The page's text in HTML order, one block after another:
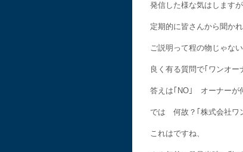
発信した様な気はしますが
定期的に皆さんから聞か
ご説明って程の物じゃな
良く有る質問で｢ワンオ
答えは｢NO｣ オーナーが
では 何故？｢株式会社ワ
これはですね、